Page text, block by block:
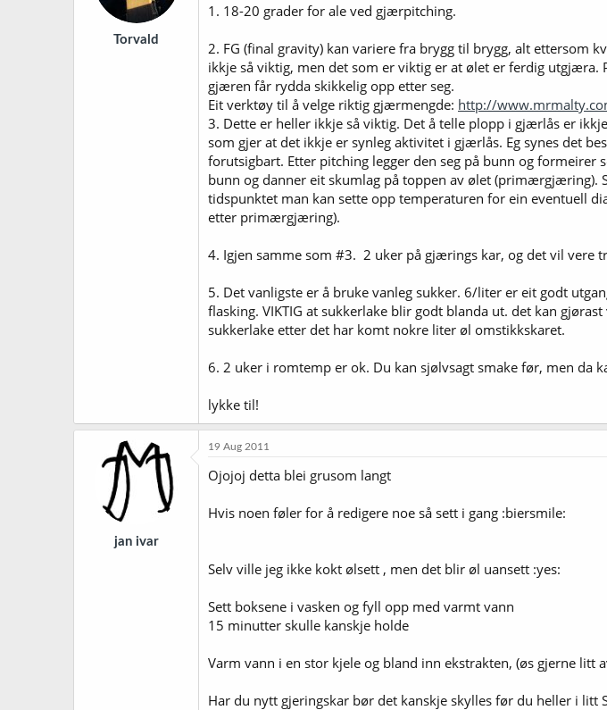
Torvald
1. 18-20 grader for ale ved gjærpitching.
2. FG (final gravity) kan variere fra brygg til brygg, alt ettersom
ikkje så viktig, men det som er viktig er at ølet er ferdig
gjæren får rydda skikkelig opp etter seg.
Eit verktøy til å velge riktig gjærmengde: http://
3. Dette er heller ikkje så viktig. Det å telle plopp i gjærlås er
som gjer at det ikkje er synleg aktivitet i gjærlås. Eg synes det
forutsigbart. Etter pitching legger den seg på bunn og formeirer
bunn og danner eit skumlag på toppen av ølet (primærgjæring).
tidspunktet man kan sette opp temperaturen for ein eventuell
etter primærgjæring).
4. Igjen samme som #3. 2 uker på gjærings kar, og det vil vere
5. Det vanligste er å bruke vanleg sukker. 6/liter er eit godt
flasking. VIKTIG at sukkerlake blir godt blanda ut. det kan
sukkerlake etter det har komt nokre liter øl omstikkskaret.
6. 2 uker i romtemp er ok. Du kan sjølvsagt smake før, men da
lykke til!
jan ivar
19 Aug 2011
Ojojoj detta blei grusom langt
Hvis noen føler for å redigere noe så sett i gang :biersmile:
Selv ville jeg ikke kokt ølsett , men det blir øl uansett :yes:
Sett boksene i vasken og fyll opp med varmt vann
15 minutter skulle kanskje holde
Varm vann i en stor kjele og bland inn ekstrakten, (øs gjerne
Har du nytt gjeringskar bør det kanskje skylles før du heller i litt